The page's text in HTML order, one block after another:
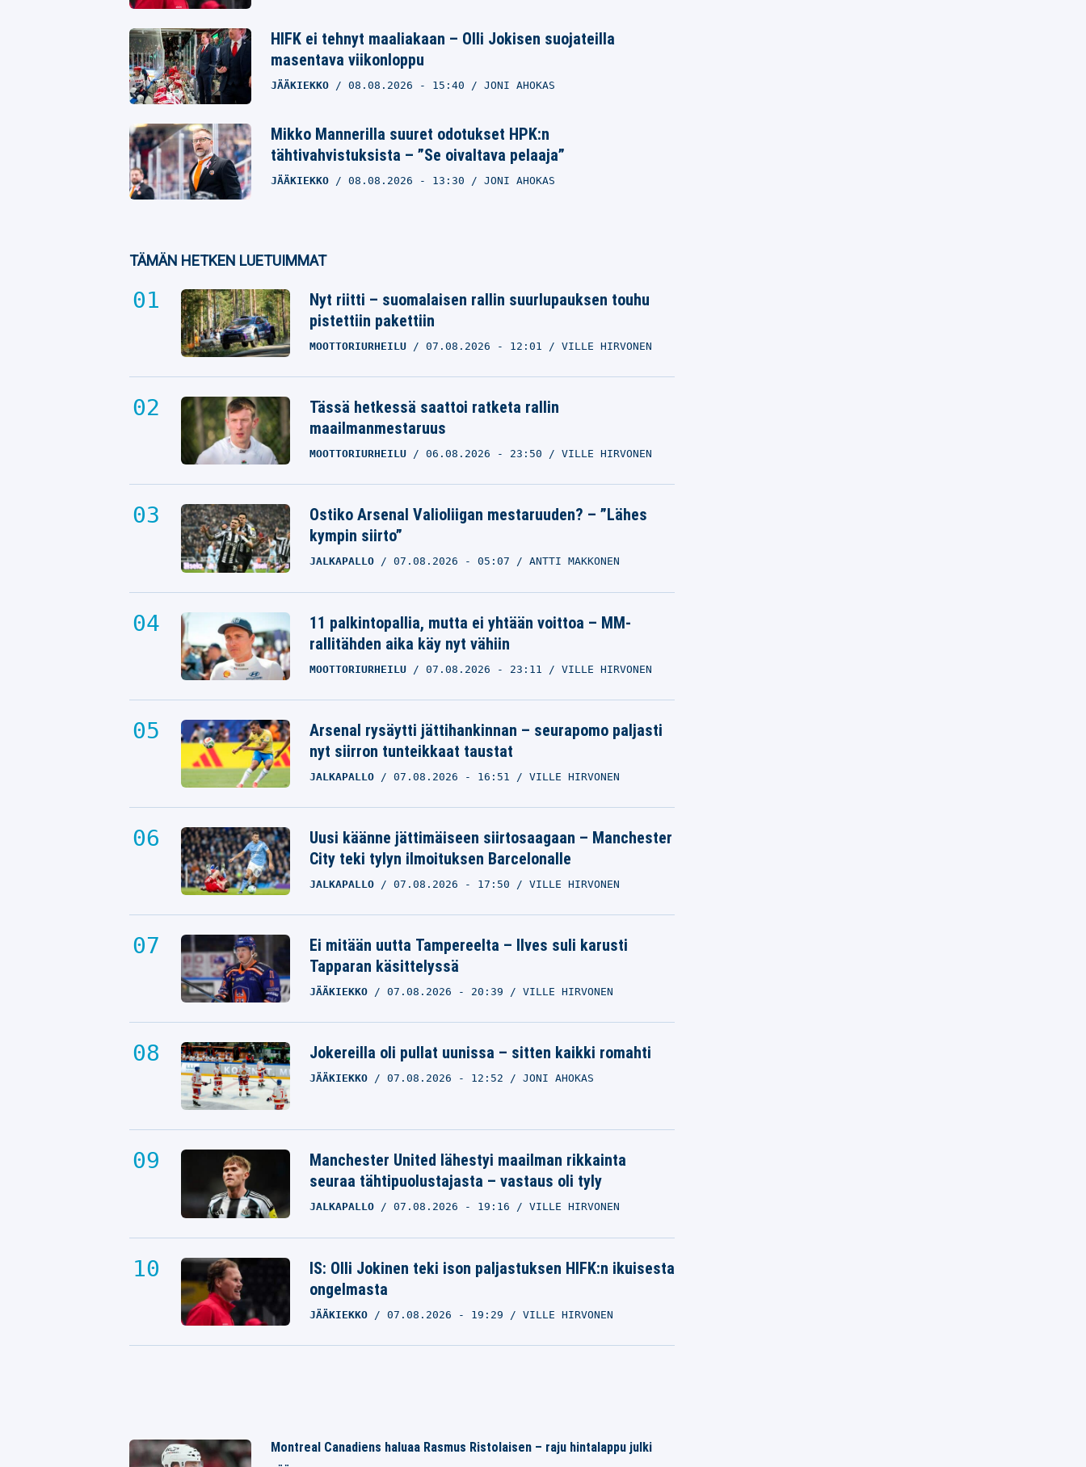
HIFK ei tehnyt maaliakaan – Olli Jokisen suojateilla
masentava viikonloppu
JÄÄKIEKKO 08.08.2026 - 15:40 JONI AHOKAS
Mikko Mannerilla suuret odotukset HPK:n
tähtivahvistuksista – ”Se oivaltava pelaaja”
JÄÄKIEKKO 08.08.2026 - 13:30 JONI AHOKAS
TÄMÄN HETKEN LUETUIMMAT
Nyt riitti – suomalaisen rallin suurlupauksen touhu
pistettiin pakettiin
MOOTTORIURHEILU 07.08.2026 - 12:01 VILLE HIRVONEN
Tässä hetkessä saattoi ratketa rallin
maailmanmestaruus
MOOTTORIURHEILU 06.08.2026 - 23:50 VILLE HIRVONEN
Ostiko Arsenal Valioliigan mestaruuden? – ”Lähes
kympin siirto”
JALKAPALLO 07.08.2026 - 05:07 ANTTI MAKKONEN
11 palkintopallia, mutta ei yhtään voittoa – MM-
rallitähden aika käy nyt vähiin
MOOTTORIURHEILU 07.08.2026 - 23:11 VILLE HIRVONEN
Arsenal rysäytti jättihankinnan – seurapomo paljasti
nyt siirron tunteikkaat taustat
JALKAPALLO 07.08.2026 - 16:51 VILLE HIRVONEN
Uusi käänne jättimäiseen siirtosaagaan – Manchester
City teki tylyn ilmoituksen Barcelonalle
JALKAPALLO 07.08.2026 - 17:50 VILLE HIRVONEN
Ei mitään uutta Tampereelta – Ilves suli karusti
Tapparan käsittelyssä
JÄÄKIEKKO 07.08.2026 - 20:39 VILLE HIRVONEN
Jokereilla oli pullat uunissa – sitten kaikki romahti
JÄÄKIEKKO 07.08.2026 - 12:52 JONI AHOKAS
Manchester United lähestyi maailman rikkainta
seuraa tähtipuolustajasta – vastaus oli tyly
JALKAPALLO 07.08.2026 - 19:16 VILLE HIRVONEN
IS: Olli Jokinen teki ison paljastuksen HIFK:n ikuisesta
ongelmasta
JÄÄKIEKKO 07.08.2026 - 19:29 VILLE HIRVONEN
Montreal Canadiens haluaa Rasmus Ristolaisen – raju hintalappu julki